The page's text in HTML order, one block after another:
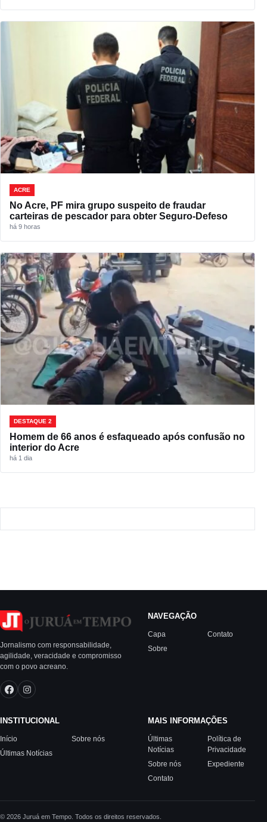
ACRE
No Acre, PF mira grupo suspeito de fraudar
carteiras de pescador para obter Seguro-Defeso
há 9 horas
DESTAQUE 2
Homem de 66 anos é esfaqueado após confusão no
interior do Acre
há 1 dia
Jornalismo com responsabilidade,
agilidade, veracidade e compromisso
com o povo acreano.
NAVEGAÇÃO
Capa
Sobre
Contato
INSTITUCIONAL
Início
Últimas Notícias
Sobre nós
MAIS INFORMAÇÕES
Últimas
Notícias
Sobre nós
Contato
Política de
Privacidade
Expediente
© 2026 Juruá em Tempo. Todos os direitos reservados.